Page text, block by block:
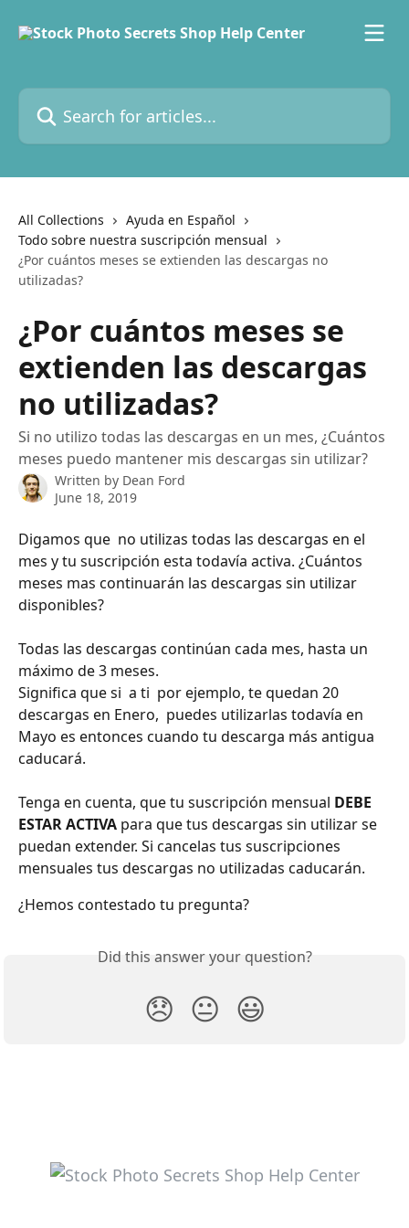
Search for articles...
All Collections
Ayuda en Español
Todo sobre nuestra suscripción mensual
¿Por cuántos meses se extienden las descargas no
utilizadas?
¿Por cuántos meses se
extienden las descargas
no utilizadas?
Si no utilizo todas las descargas en un mes, ¿Cuántos
meses puedo mantener mis descargas sin utilizar?
Written by Dean Ford
June 18, 2019
Digamos que  no utilizas todas las descargas en el
mes y tu suscripción esta todavía activa. ¿Cuántos
meses mas continuarán las descargas sin utilizar
disponibles?
Todas las descargas continúan cada mes, hasta un
máximo de 3 meses.
Significa que si  a ti  por ejemplo, te quedan 20
descargas en Enero,  puedes utilizarlas todavía en
Mayo es entonces cuando tu descarga más antigua
caducará.
Tenga en cuenta, que tu suscripción mensual DEBE
ESTAR ACTIVA para que tus descargas sin utilizar se
puedan extender. Si cancelas tus suscripciones
mensuales tus descargas no utilizadas caducarán.
¿Hemos contestado tu pregunta?
Did this answer your question?
😞 😐 😃